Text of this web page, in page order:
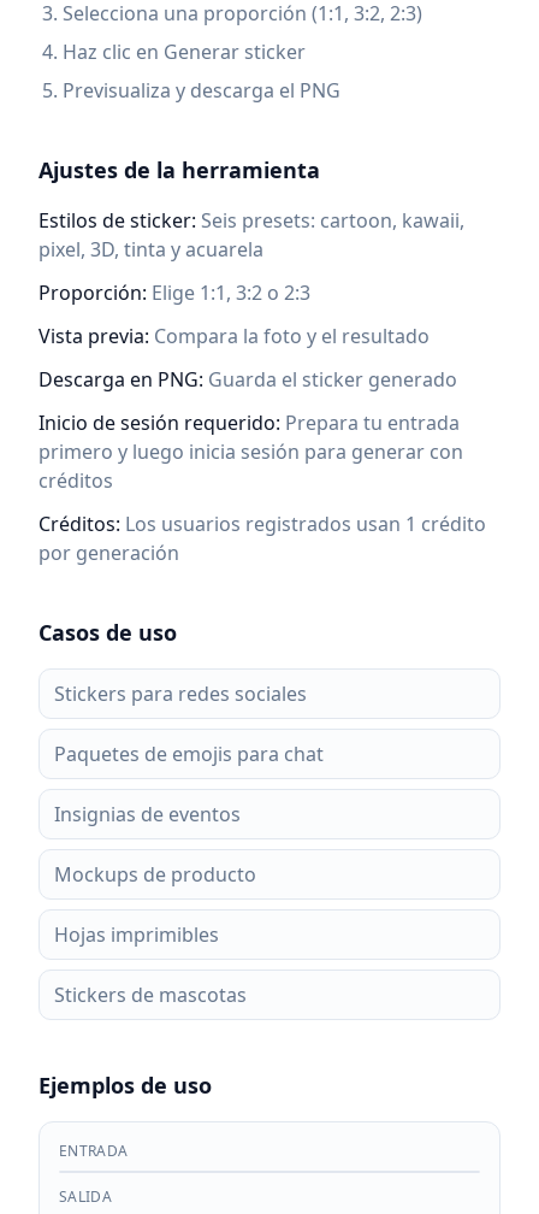
Selecciona una proporción (1:1, 3:2, 2:3)
Haz clic en Generar sticker
Previsualiza y descarga el PNG
Ajustes de la herramienta
Estilos de sticker: Seis presets: cartoon, kawaii,
pixel, 3D, tinta y acuarela
Proporción: Elige 1:1, 3:2 o 2:3
Vista previa: Compara la foto y el resultado
Descarga en PNG: Guarda el sticker generado
Inicio de sesión requerido: Prepara tu entrada
primero y luego inicia sesión para generar con
créditos
Créditos: Los usuarios registrados usan 1 crédito
por generación
Casos de uso
Stickers para redes sociales
Paquetes de emojis para chat
Insignias de eventos
Mockups de producto
Hojas imprimibles
Stickers de mascotas
Ejemplos de uso
ENTRADA
SALIDA